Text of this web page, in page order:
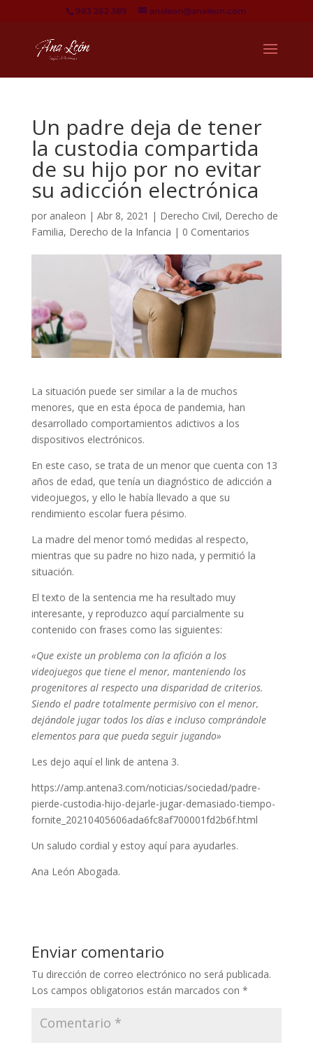
983 262 389 analeon@analeon.com
Un padre deja de tener
la custodia compartida
de su hijo por no evitar
su adicción electrónica
por analeon | Abr 8, 2021 | Derecho Civil, Derecho de
Familia, Derecho de la Infancia | 0 Comentarios
La situación puede ser similar a la de muchos
menores, que en esta época de pandemia, han
desarrollado comportamientos adictivos a los
dispositivos electrónicos.
En este caso, se trata de un menor que cuenta con 13
años de edad, que tenía un diagnóstico de adicción a
videojuegos, y ello le había llevado a que su
rendimiento escolar fuera pésimo.
La madre del menor tomó medidas al respecto,
mientras que su padre no hizo nada, y permitió la
situación.
El texto de la sentencia me ha resultado muy
interesante, y reproduzco aquí parcialmente su
contenido con frases como las siguientes:
«Que existe un problema con la afición a los
videojuegos que tiene el menor, manteniendo los
progenitores al respecto una disparidad de criterios.
Siendo el padre totalmente permisivo con el menor,
dejándole jugar todos los días e incluso comprándole
elementos para que pueda seguir jugando»
Les dejo aquí el link de antena 3.
https://amp.antena3.com/noticias/sociedad/padre-
pierde-custodia-hijo-dejarle-jugar-demasiado-tiempo-
fornite_20210405606ada6fc8af700001fd2b6f.html
Un saludo cordial y estoy aquí para ayudarles.
Ana León Abogada.
Enviar comentario
Tu dirección de correo electrónico no será publicada.
Los campos obligatorios están marcados con *